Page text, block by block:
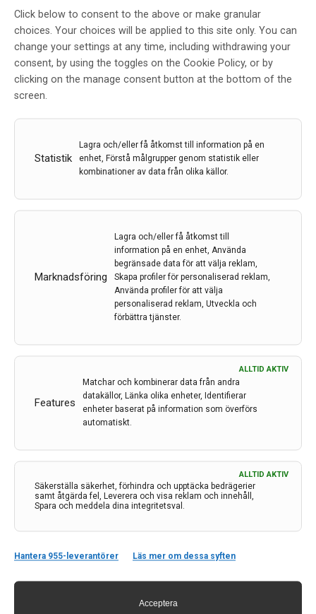
Click below to consent to the above or make granular
choices. Your choices will be applied to this site only. You can
change your settings at any time, including withdrawing your
consent, by using the toggles on the Cookie Policy, or by
clicking on the manage consent button at the bottom of the
screen.
Statistik
Lagra och/eller få åtkomst till information på en
enhet, Förstå målgrupper genom statistik eller
kombinationer av data från olika källor.
Marknadsföring
Lagra och/eller få åtkomst till
information på en enhet, Använda
begränsade data för att välja reklam,
Skapa profiler för personaliserad reklam,
Använda profiler för att välja
personaliserad reklam, Utveckla och
förbättra tjänster.
Features
ALLTID AKTIV
Matchar och kombinerar data från andra
datakällor, Länka olika enheter, Identifierar
enheter baserat på information som överförs
automatiskt.
Säkerställa säkerhet, förhindra och upptäcka bedrägerier
samt åtgärda fel, Leverera och visa reklam och innehåll,
Spara och meddela dina integritetsval.
ALLTID AKTIV
Hantera 955-leverantörer Läs mer om dessa syften
Acceptera
Patientutbildning ihop med eptinezumab
minskade kronisk migrän
migränläkemedel när en kort utbildningsinsats
kombinerades med den CGRP-riktade antikroppen
eptinezumab, visar ny studie som presenterades av
professor Rigmor Højland Jensen under EAN.
2 jul 2026
I mitten av april bjöd tankesmedjan Leading Health